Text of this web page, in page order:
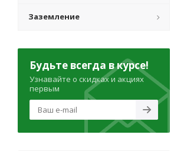
Заземление
Будьте всегда в курсе!
Узнавайте о скидках и акциях
первым